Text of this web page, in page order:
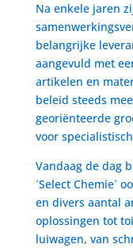
Na enkele jaren
belangrijke
aangevuld met
artikelen en
beleid steeds
georiënteerde
voor
Vandaag de dag
´Select Chemie´
en divers aantal
oplossingen tot
luiwagen, van